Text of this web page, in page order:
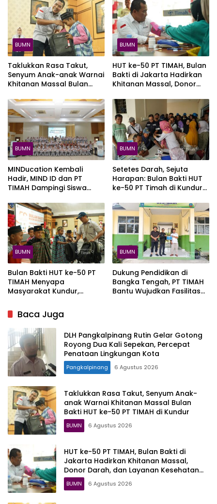
BUMN
Taklukkan Rasa Takut,
Senyum Anak-anak Warnai
Khitanan Massal Bulan
di Kundur
BUMN
HUT ke-50 PT TIMAH, Bulan
Bakti di Jakarta Hadirkan
Khitanan Massal, Donor
Kesehatan Gratis
BUMN
MINDucation Kembali
Hadir, MIND ID dan PT
TIMAH Dampingi Siswa
Impian
BUMN
Setetes Darah, Sejuta
Harapan: Bulan Bakti HUT
ke-50 PT Timah di Kundur
Darah
BUMN
Bulan Bakti HUT ke-50 PT
TIMAH Menyapa
Masyarakat Kundur,
yang Menyentuh Langsung
Warga
BUMN
Dukung Pendidikan di
Bangka Tengah, PT TIMAH
Bantu Wujudkan Fasilitas
Baca Juga
DLH Pangkalpinang Rutin Gelar Gotong
Royong Dua Kali Sepekan, Percepat
Penataan Lingkungan Kota
Pangkalpinang 6 Agustus 2026
Taklukkan Rasa Takut, Senyum Anak-
anak Warnai Khitanan Massal Bulan
Bakti HUT ke-50 PT TIMAH di Kundur
BUMN 6 Agustus 2026
HUT ke-50 PT TIMAH, Bulan Bakti di
Jakarta Hadirkan Khitanan Massal,
Donor Darah, dan Layanan Kesehatan
Gratis
BUMN 6 Agustus 2026